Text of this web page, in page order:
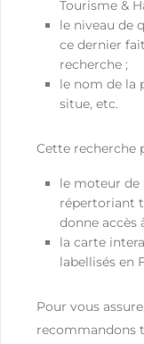
Tourisme &
le niveau de
ce dernier
recherche ;
le nom de la
situe, etc.
Cette recherche
le moteur de
répertoriant
donne accès
la carte
labellisés en
Pour vous
recommandons